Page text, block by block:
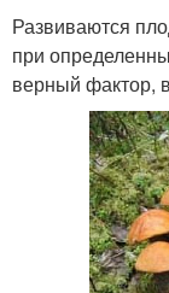
Развиваются
при
верный фактор,